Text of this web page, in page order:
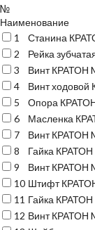
№
Наименование
1
Станина
2
Рейка
3
Винт КРАТОН
4
Винт ходовой
5
Опора
6
Масленка
7
Винт КРАТОН
8
Гайка КРАТОН
9
Винт КРАТОН
10 Штифт
11 Гайка КРАТОН
12 Винт КРАТОН